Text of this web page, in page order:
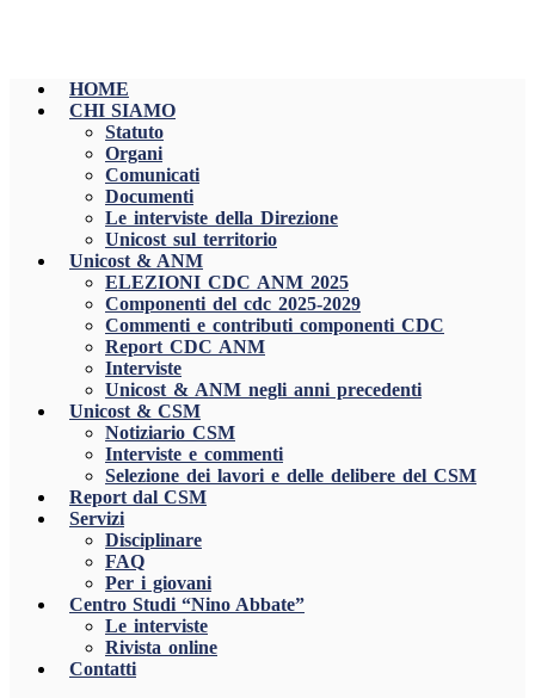
HOME
CHI SIAMO
Statuto
Organi
Comunicati
Documenti
Le interviste della Direzione
Unicost sul territorio
Unicost & ANM
ELEZIONI CDC ANM 2025
Componenti del cdc 2025-2029
Commenti e contributi componenti CDC
Report CDC ANM
Interviste
Unicost & ANM negli anni precedenti
Unicost & CSM
Notiziario CSM
Interviste e commenti
Selezione dei lavori e delle delibere del CSM
Report dal CSM
Servizi
Disciplinare
FAQ
Per i giovani
Centro Studi “Nino Abbate”
Le interviste
Rivista online
Contatti